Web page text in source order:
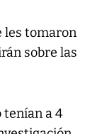
les tomaron
sobre las
tenían a 4